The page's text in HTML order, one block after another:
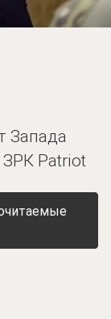
Запада
Patriot